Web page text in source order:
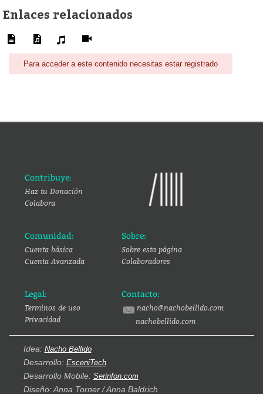
Enlaces relacionados
Para acceder a este contenido necesitas estar registrado
Contribuye:
Haz tu Donación
Colabora
Comunidad:
Cuenta básica
Cuenta Avanzada
Sobre:
Sobre esta página
Colaboradores
Legal:
Terminos de uso
Privacidad
Contacto:
nacho@nachobellido.com
nachobellido.com
Idea: Nacho Bellido
Desarrollo: EsceniTech
Desarrollo Mobile: Serinfon.com
Diseño: Anna Torner / Anna Baldrich